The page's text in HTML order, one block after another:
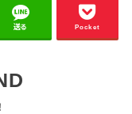
送る Pocket